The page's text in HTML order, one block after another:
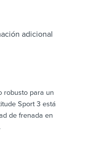
adicional
robusto para un
Sport 3 está
de frenada en